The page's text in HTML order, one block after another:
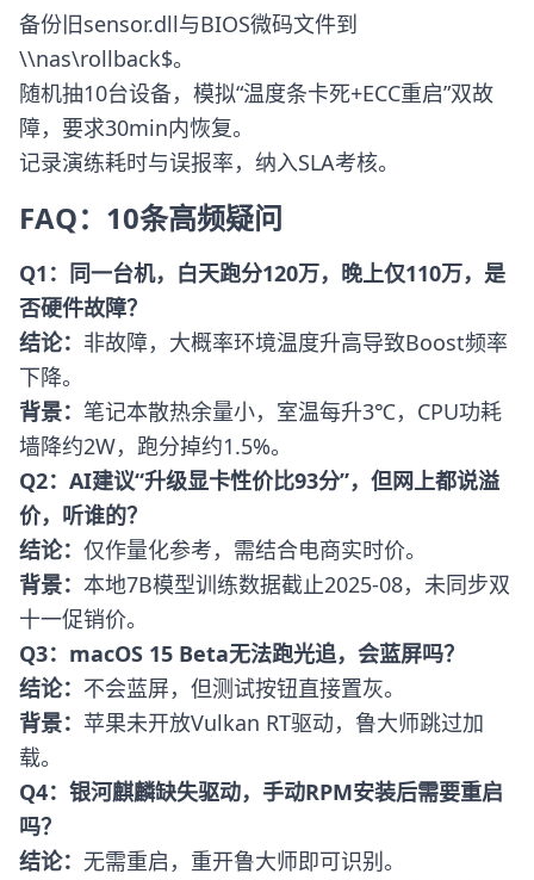
备份旧sensor.dll与BIOS微码文件到
\\nas\rollback$。
随机抽10台设备，模拟“温度条卡死+ECC重启”双故
障，要求30min内恢复。
记录演练耗时与误报率，纳入SLA考核。
FAQ：10条高频疑问
Q1：同一台机，白天跑分120万，晚上仅110万，是
否硬件故障？
结论： 非故障，大概率环境温度升高导致Boost频率
下降。
背景： 笔记本散热余量小，室温每升3℃，CPU功耗
墙降约2W，跑分掉约1.5%。
Q2：AI建议“升级显卡性价比93分”，但网上都说溢
价，听谁的？
结论： 仅作量化参考，需结合电商实时价。
背景： 本地7B模型训练数据截止2025-08，未同步双
十一促销价。
Q3：macOS 15 Beta无法跑光追，会蓝屏吗？
结论： 不会蓝屏，但测试按钮直接置灰。
背景： 苹果未开放Vulkan RT驱动，鲁大师跳过加
载。
Q4：银河麒麟缺失驱动，手动RPM安装后需要重启
吗？
结论： 无需重启，重开鲁大师即可识别。